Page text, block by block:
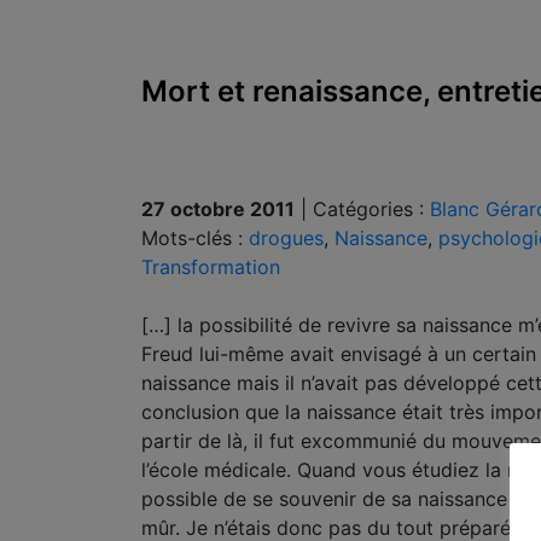
Mort et renaissance,
27 octobre 2011 Catégories : Blanc
Mots-clés : drogues, Naissance,
Transformation
[…] la possibilité de revivre sa naissance
Freud lui-même avait envisagé à un
naissance mais il n’avait pas développé
conclusion que la naissance était très
partir de là, il fut excommunié du
l’école médicale. Quand vous étudiez la
possible de se souvenir de sa naissance
mûr. Je n’étais donc pas du tout préparé